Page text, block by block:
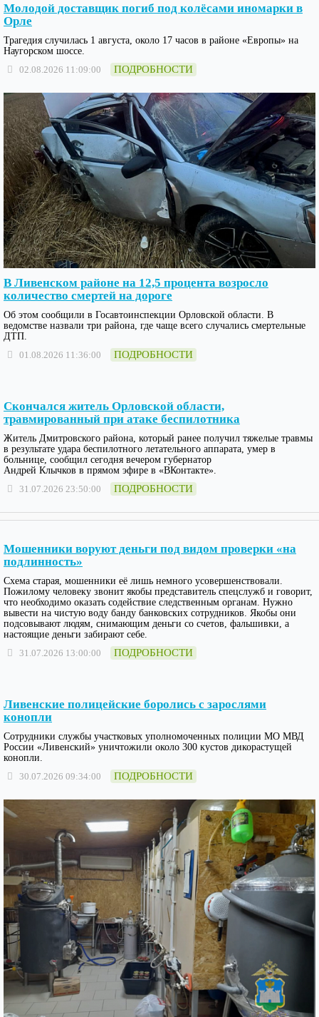
Молодой доставщик погиб под колёсами иномарки в
Орле
Трагедия случилась 1 августа, около 17 часов в районе «Европы» на
Наугорском шоссе.
02.08.2026 11:09:00 ПОДРОБНОСТИ
В Ливенском районе на 12,5 процента возросло
количество смертей на дороге
Об этом сообщили в Госавтоинспекции Орловской области. В
ведомстве назвали три района, где чаще всего случались смертельные
ДТП.
01.08.2026 11:36:00 ПОДРОБНОСТИ
Скончался житель Орловской области,
травмированный при атаке беспилотника
Житель Дмитровского района, который ранее получил тяжелые травмы
в результате удара беспилотного летательного аппарата, умер в
больнице, сообщил сегодня вечером губернатор
Андрей Клычков в прямом эфире в «ВКонтакте».
31.07.2026 23:50:00 ПОДРОБНОСТИ
Мошенники воруют деньги под видом проверки «на
подлинность»
Схема старая, мошенники её лишь немного усовершенствовали.
Пожилому человеку звонит якобы представитель спецслужб и говорит,
что необходимо оказать содействие следственным органам. Нужно
вывести на чистую воду банду банковских сотрудников. Якобы они
подсовывают людям, снимающим деньги со счетов, фальшивки, а
настоящие деньги забирают себе.
31.07.2026 13:00:00 ПОДРОБНОСТИ
Ливенские полицейские боролись с зарослями
конопли
Сотрудники службы участковых уполномоченных полиции МО МВД
России «Ливенский» уничтожили около 300 кустов дикорастущей
конопли.
30.07.2026 09:34:00 ПОДРОБНОСТИ